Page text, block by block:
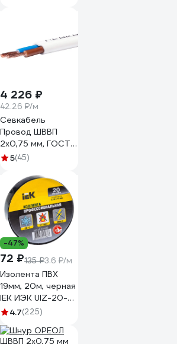
4 226 ₽
42.26 ₽/м
Севкабель
Провод ШВВП
2х0,75 мм, ГОСТ,
100 м 05480
5(45)
-47%
72 ₽135 ₽3.6 ₽/м
Изолента ПВХ
19мм, 20м, черная
IEK ИЭК UIZ-20-
10-K02
4.7(225)